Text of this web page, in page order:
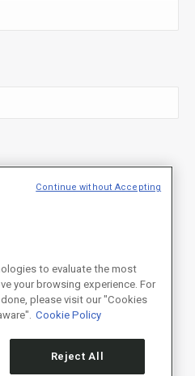
uso descritos naPolítica de
of use described in the
Privacy
to evaluate the most
your browsing experience. For
please visit our "Cookies
Cookie Policy
Reject All
Continue without Accepting